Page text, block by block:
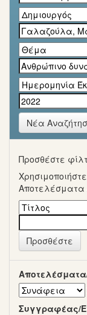
Νέα
Προσθέστε
Αποτελέσματα
Συγγραφέας/